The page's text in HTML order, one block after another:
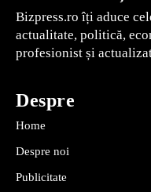
Bizpress.ro îți aduce
actualitate, politică,
profesionist și
Despre
Home
Despre noi
Publicitate